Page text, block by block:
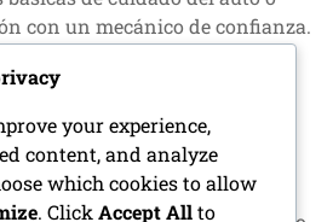
con un mecánico de confianza.
ahorrar dinero y asegurar que
en óptimas condiciones.
seguro
Bonificación Diaria puede tener
your experience,
content, and analyze
which cookies to allow
. Click Accept Allto